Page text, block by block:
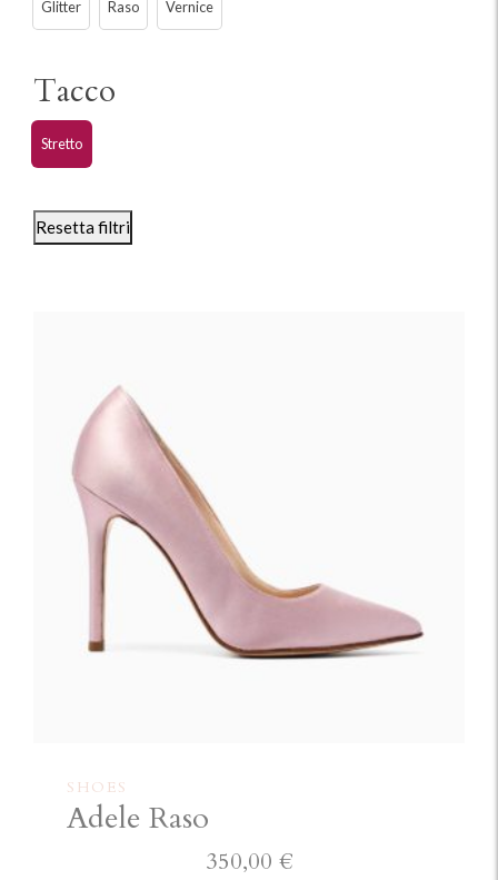
Glitter Raso Vernice
Tacco
Stretto
Resetta filtri
SHOES
Adele Raso
350,00 €